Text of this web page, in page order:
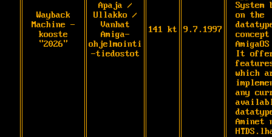
Wayback
Machine -
kooste
"2026"
Apaja /
Ullakko /
Vanhat
Amiga-
ohjelmointi
-tiedostot
141 kt 9.7.1997
System
on the
It
which
any
Aminet